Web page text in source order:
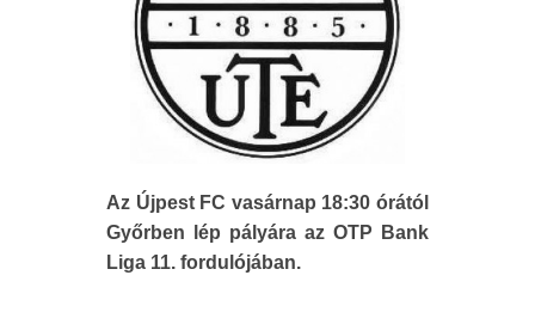
Az Újpest FC vasárnap 18:30 órától
Győrben lép pályára az OTP Bank
Liga 11. fordulójában.